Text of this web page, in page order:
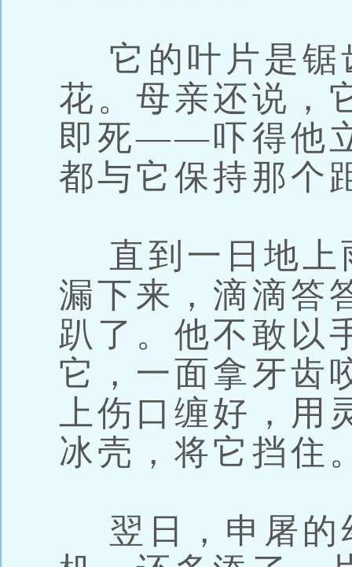
它的叶片是锯
花。母亲还说，
即死——吓得他
都与它保持那个
直到一日地上
漏下来，滴滴答
趴了。他不敢以
它，一面拿牙齿
上伤口缠好，
冰壳，将它挡住
翌日，申屠的